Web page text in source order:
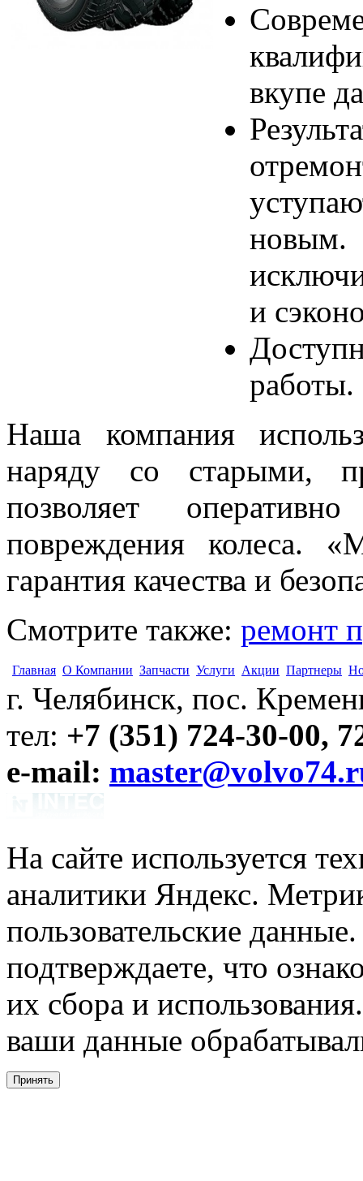
вкупе
и
работы.
Наша компания
наряду со старыми,
позволяет
повреждения колеса.
гарантия качества и
Смотрите также: ремонт
Главная О Компании Запчасти Услуги Акции Партнеры
г. Челябинск, пос.
тел: +7 (351) 724-30-00,
e-mail:
На сайте используется
аналитики Яндекс.
пользовательские
подтверждаете, что
их сбора и
ваши данные
Принять